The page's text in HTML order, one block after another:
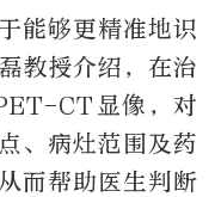
能够更精准地识
教授介绍，在治
CT显像，对
、病灶范围及药
而帮助医生判断